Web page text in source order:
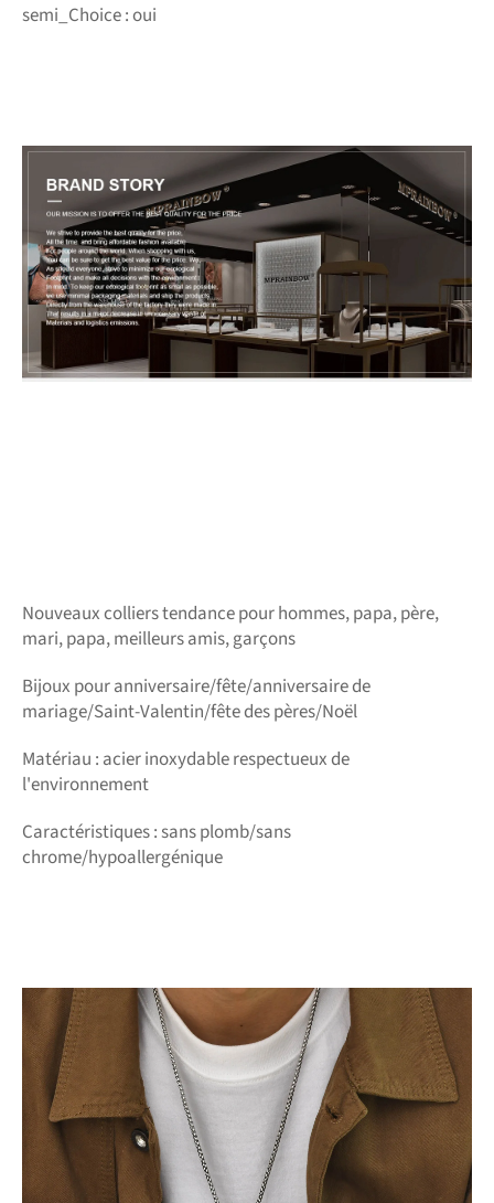
semi_Choice : oui
Nouveaux colliers tendance pour hommes, papa, père,
mari, papa, meilleurs amis, garçons
Bijoux pour anniversaire/fête/anniversaire de
mariage/Saint-Valentin/fête des pères/Noël
Matériau : acier inoxydable respectueux de
l'environnement
Caractéristiques : sans plomb/sans
chrome/hypoallergénique